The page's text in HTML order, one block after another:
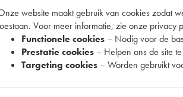
tekeningen op deze website zijn beschermd
verspreid, gewijzigd of geplaatst op
mogelijke zorgvuldigheid
verantwoordelijkheid voor schade die
voor de inhoud van websites waarnaar
website maakt gebruik van cookies zodat
Voor meer informatie, zie onze privacy
Functionele cookies – Nodig voor de
Prestatie cookies – Helpen ons de site
Targeting cookies – Worden gebruikt